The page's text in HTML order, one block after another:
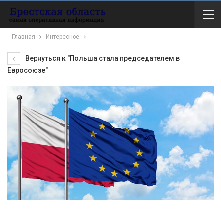
Главная Интересное
Вернуться к "Польша стала председателем в
Евросоюзе"